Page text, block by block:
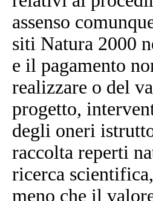
assenso
siti Natura 2000
e il pagamento
realizzare o del
progetto,
degli oneri
raccolta reperti
ricerca
meno che il